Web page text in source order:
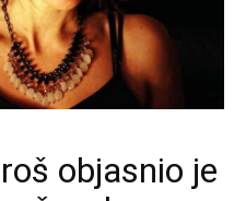
objasnio je